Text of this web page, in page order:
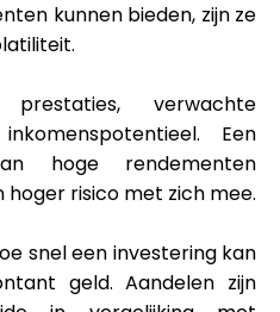
kunnen bieden, zijn ze
prestaties, verwachte
Een
hoge rendementen
risico met zich mee.
snel een investering kan
geld. Aandelen zijn